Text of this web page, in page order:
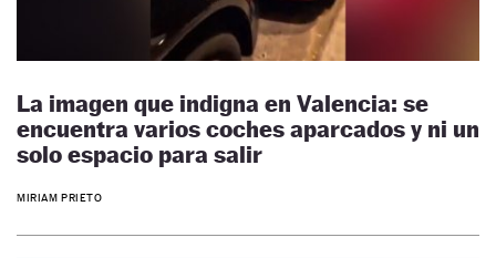
La imagen que indigna en Valencia: se
encuentra varios coches aparcados y ni un
solo espacio para salir
MIRIAM PRIETO